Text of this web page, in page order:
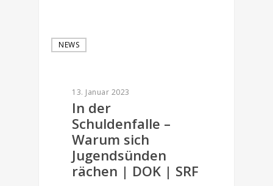
NEWS
13. Januar 2023
In der
Schuldenfalle –
Warum sich
Jugendsünden
rächen | DOK | SRF